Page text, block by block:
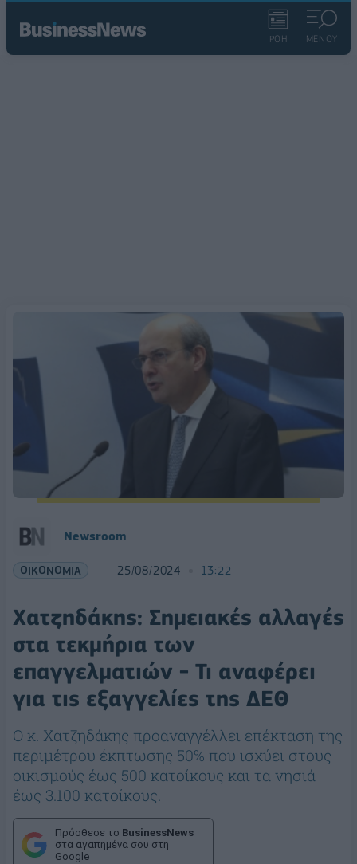
ΡΟΗ ΜΕΝΟΥ
Newsroom
ΟΙΚΟΝΟΜΙΑ 25/08/2024 13:22
Χατζηδάκης: Σημειακές αλλαγές
στα τεκμήρια των
επαγγελματιών - Τι αναφέρει
για τις εξαγγελίες της ΔΕΘ
Ο κ. Χατζηδάκης προαναγγέλλει επέκταση της
περιµέτρου έκπτωσης 50% που ισχύει στους
οικισµούς έως 500 κατοίκους και τα νησιά
έως 3.100 κατοίκους.
Πρόσθεσε το BusinessNews
στα αγαπημένα σου στη
Google